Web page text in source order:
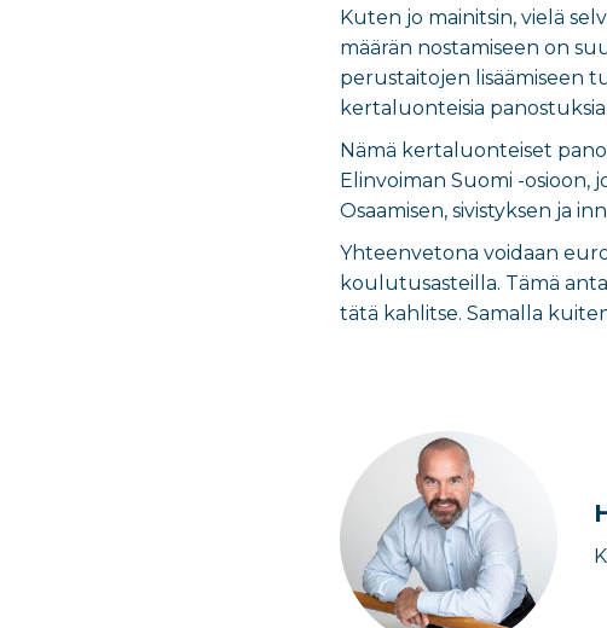
Kuten jo mainitsin, vielä
määrän nostamiseen on
perustaitojen lisäämiseen
kertaluonteisia
Nämä kertaluonteiset
Elinvoiman Suomi -
Osaamisen, sivistyksen ja
Yhteenvetona voidaan
koulutusasteilla. Tämä
tätä kahlitse. Samalla